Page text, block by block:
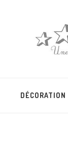
DÉCORATION